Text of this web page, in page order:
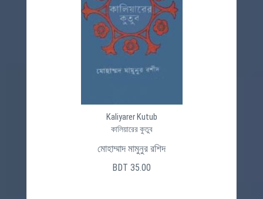
Kaliyarer Kutub
কালিয়ারের কুতুব
মোহাম্মাদ মামুনুর রশিদ
BDT 35.00